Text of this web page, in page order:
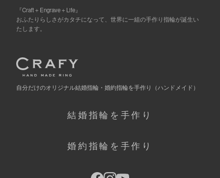
『Craft＋Engrave＋Life』
おふたりらしさがカタチになって、世界に一組の手作り指輪が誕生い
たします。
自分だけのオリジナル結婚指輪・婚約指輪を手作り （ハンドメイド）
結婚指輪を手作り
婚約指輪を手作り